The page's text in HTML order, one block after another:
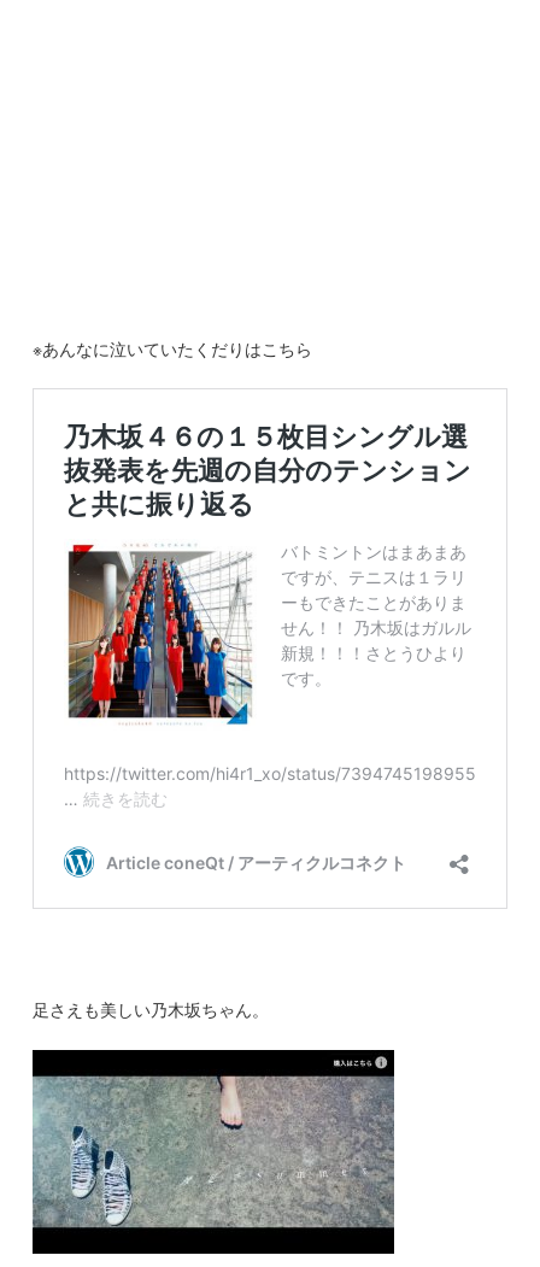
※あんなに泣いていたくだりはこちら
足さえも美しい乃木坂ちゃん。